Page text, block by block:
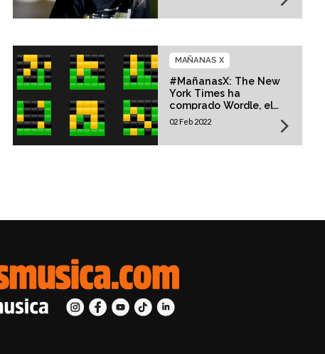
#MañanasX: The New
York Times ha
comprado Wordle, el
juego digital más
MAÑANAS X
02 Feb 2022